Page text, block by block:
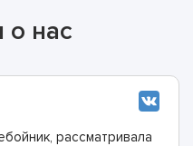
нас
рассматривала